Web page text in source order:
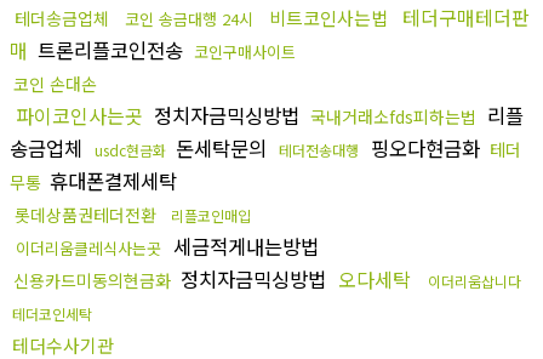
테더송금업체
코인 송금대행 24시 비트코인사는법
테더구매테더판
매 트론리플코인전송 코인구매사이트
코인 손대손
파이코인사는곳 정치자금믹싱방법 국내거래소fds피하는법 리플
송금업체
usdc현금화 돈세탁문의 테더전송대행 핑오다현금화 테더
무통 휴대폰결제세탁
롯데상품권테더전환 리플코인매입
이더리움클레식사는곳 세금적게내는방법
신용카드미동의현금화 정치자금믹싱방법 오다세탁
이더리움삽니다
테더코인세탁
테더수사기관